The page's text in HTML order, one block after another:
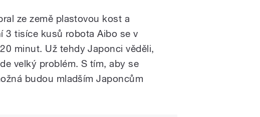
ze země plastovou kost a
3 tisíce kusů robota Aibo se v
minut. Už tehdy Japonci věděli,
velký problém. S tím, aby se
budou mladším Japoncům